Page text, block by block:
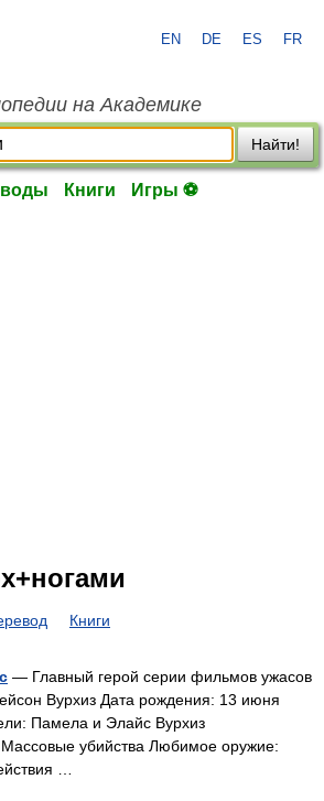
EN DE ES FR
на Академике
Найти!
Книги Игры ⚽
Книги
— Главный герой серии фильмов ужасов
Вурхиз Дата рождения: 13 июня
Памела и Элайс Вурхиз
убийства Любимое оружие:
…